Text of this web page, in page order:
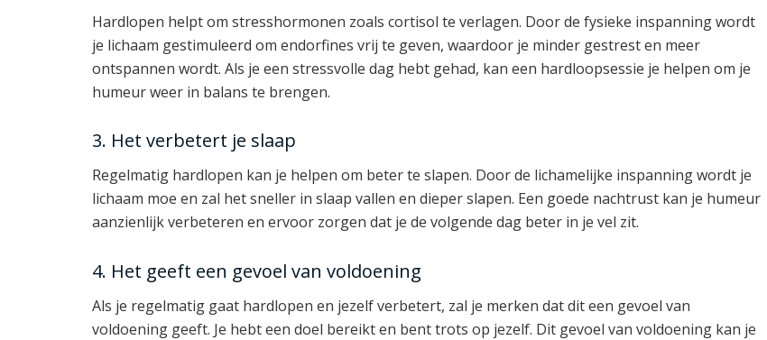
Hardlopen helpt om stresshormonen zoals cortisol te verlagen. Door de fysieke inspanning wordt
je lichaam gestimuleerd om endorfines vrij te geven, waardoor je minder gestrest en meer
ontspannen wordt. Als je een stressvolle dag hebt gehad, kan een hardloopsessie je helpen om je
humeur weer in balans te brengen.
3. Het verbetert je slaap
Regelmatig hardlopen kan je helpen om beter te slapen. Door de lichamelijke inspanning wordt je
lichaam moe en zal het sneller in slaap vallen en dieper slapen. Een goede nachtrust kan je humeur
aanzienlijk verbeteren en ervoor zorgen dat je de volgende dag beter in je vel zit.
4. Het geeft een gevoel van voldoening
Als je regelmatig gaat hardlopen en jezelf verbetert, zal je merken dat dit een gevoel van
voldoening geeft. Je hebt een doel bereikt en bent trots op jezelf. Dit gevoel van voldoening kan je